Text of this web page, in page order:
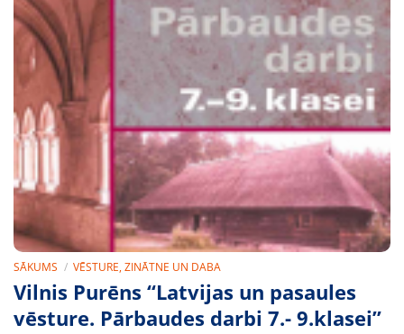
SĀKUMS / VĒSTURE, ZINĀTNE UN DABA
Vilnis Purēns “Latvijas un pasaules
vēsture. Pārbaudes darbi 7.- 9.klasei”